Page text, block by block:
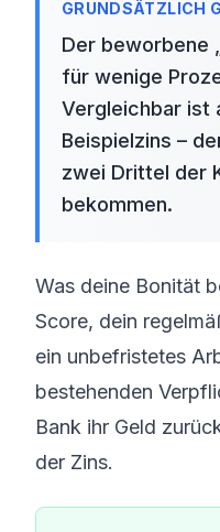
Der beworbene
für wenige
Vergleichbar ist
Beispielzins –
zwei Drittel der
bekommen.
Was deine Bonität
Score, dein
ein unbefristetes
bestehenden
Bank ihr Geld
der Zins.